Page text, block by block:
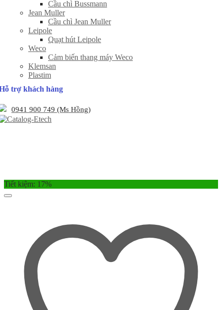
Cầu chì Bussmann
Jean Muller
Cầu chì Jean Muller
Leipole
Quạt hút Leipole
Weco
Cảm biến thang máy Weco
Klemsan
Plastim
trợ khách hàng
0941 900 749 (Ms Hồng)
Tiết kiệm: 17%